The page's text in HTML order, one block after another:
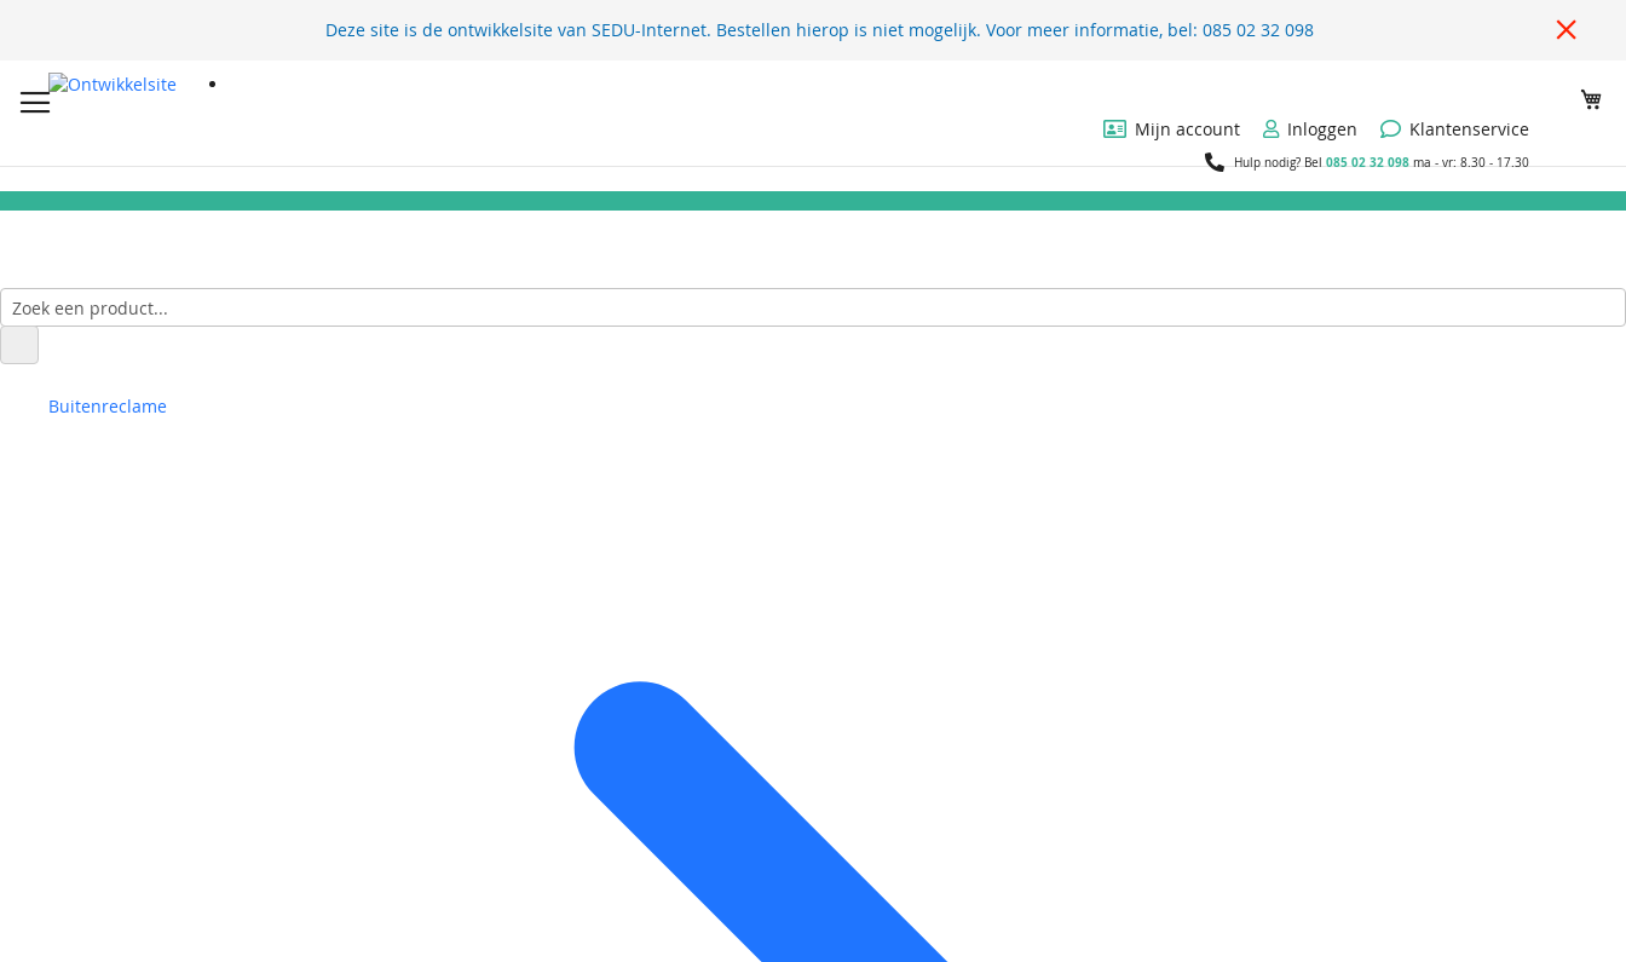
Deze site is de ontwikkelsite van SEDU-Internet. Bestellen hierop is niet mogelijk. Voor meer informatie, bel: 085 02 32 098
Mijn account
Inloggen Klantenservice
Hulp nodig? Bel085 02 32 098ma - vr: 8.30 - 17.30
Buitenreclame